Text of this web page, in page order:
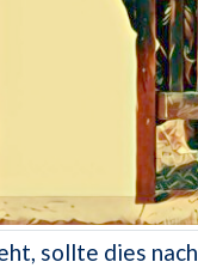
sollte dies nach